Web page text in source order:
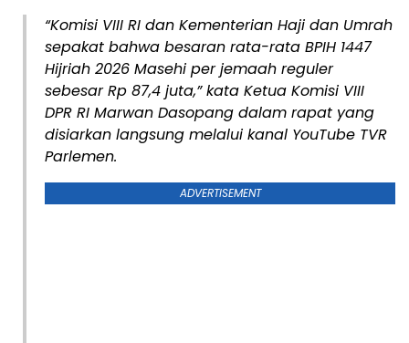
“Komisi VIII RI dan Kementerian Haji dan Umrah
sepakat bahwa besaran rata-rata BPIH 1447
Hijriah 2026 Masehi per jemaah reguler
sebesar Rp 87,4 juta,” kata Ketua Komisi VIII
DPR RI Marwan Dasopang dalam rapat yang
disiarkan langsung melalui kanal YouTube TVR
Parlemen.
ADVERTISEMENT